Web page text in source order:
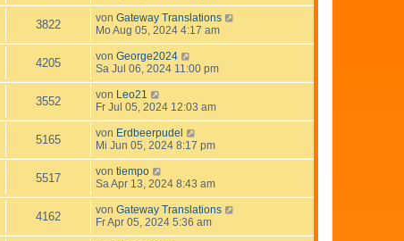
3822 von Gateway Translations
Mo Aug 05, 2024 4:17 am
4205 von George2024
Sa Jul 06, 2024 11:00 pm
3552 von Leo21
Fr Jul 05, 2024 12:03 am
5165 von Erdbeerpudel
Mi Jun 05, 2024 8:17 pm
5517 von tiempo
Sa Apr 13, 2024 8:43 am
4162 von Gateway Translations
Fr Apr 05, 2024 5:36 am